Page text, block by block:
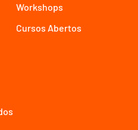
Workshops
Cursos Abertos